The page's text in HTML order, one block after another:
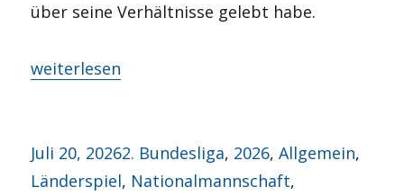
über seine Verhältnisse gelebt habe.
„Woche der Wahrheit“
weiterlesen
Veröffentlicht
am
Juli 20, 2026Kategorien
2. Bundesliga, 2026,Allgemein,
Länderspiel, Nationalmannschaft,